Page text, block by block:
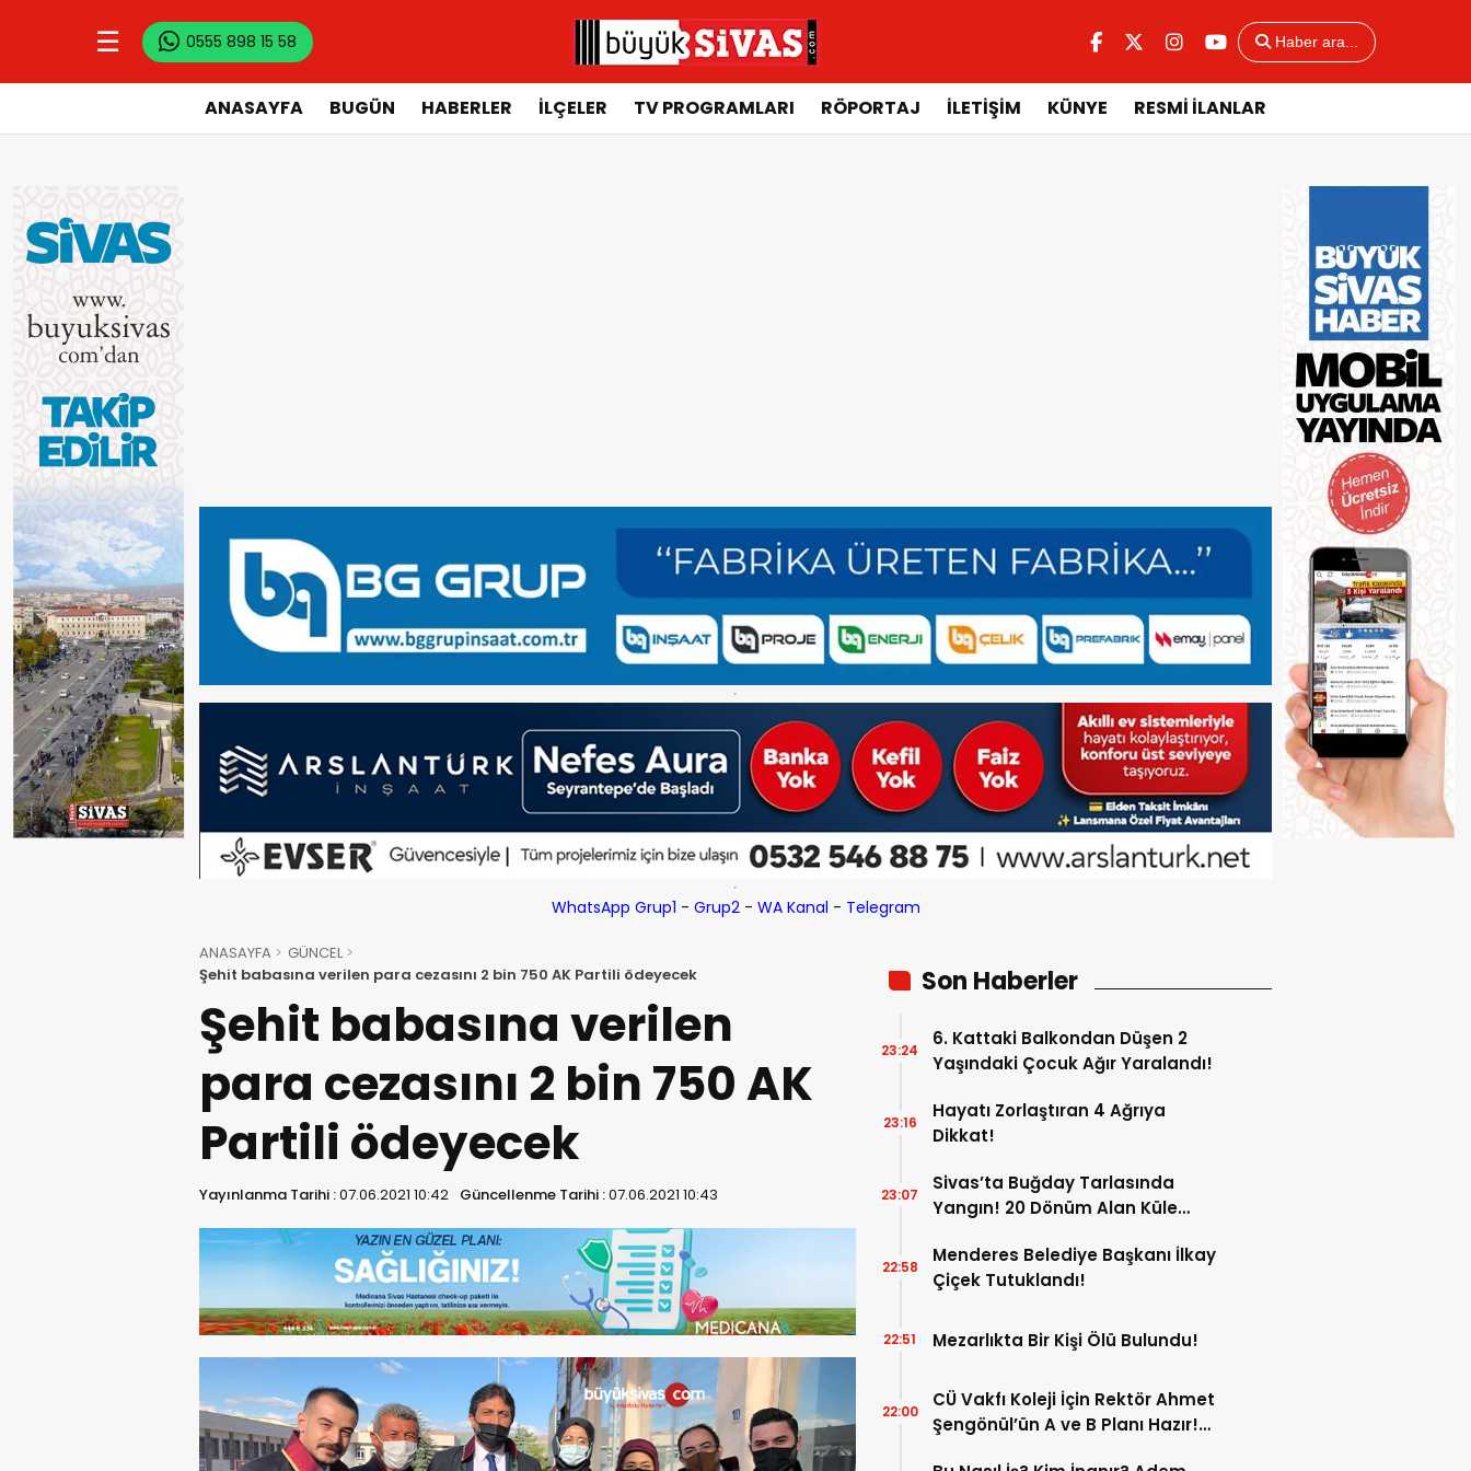
☰ 0555 898 15 58 Haber ara...
ANASAYFA BUGÜN HABERLER İLÇELER TV PROGRAMLARI RÖPORTAJ İLETİŞİM KÜNYE RESMİ İLANLAR
WhatsApp Grup1 - Grup2- WA Kanal - Telegram
ANASAYFA
GÜNCEL
Şehit babasına verilen para cezasını 2 bin 750 AK Partili ödeyecek
Şehit babasına verilen
para cezasını 2 bin 750 AK
Partili ödeyecek
Yayınlanma Tarihi :07.06.2021 10:42 Güncellenme Tarihi :07.06.2021 10:43
Son Haberler
6. Kattaki Balkondan Düşen 2
Yaşındaki Çocuk Ağır Yaralandı!
23:24
Hayatı Zorlaştıran 4 Ağrıya
Dikkat!
23:16
Sivas’ta Buğday Tarlasında
Yangın! 20 Dönüm Alan Küle
23:07
Menderes Belediye Başkanı İlkay
Çiçek Tutuklandı!
22:58
Mezarlıkta Bir Kişi Ölü Bulundu!
22:51
CÜ Vakfı Koleji İçin Rektör Ahmet
Şengönül’ün A ve B Planı Hazır!
22:00